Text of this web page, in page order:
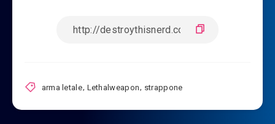
arma letale, Lethalweapon, strappone